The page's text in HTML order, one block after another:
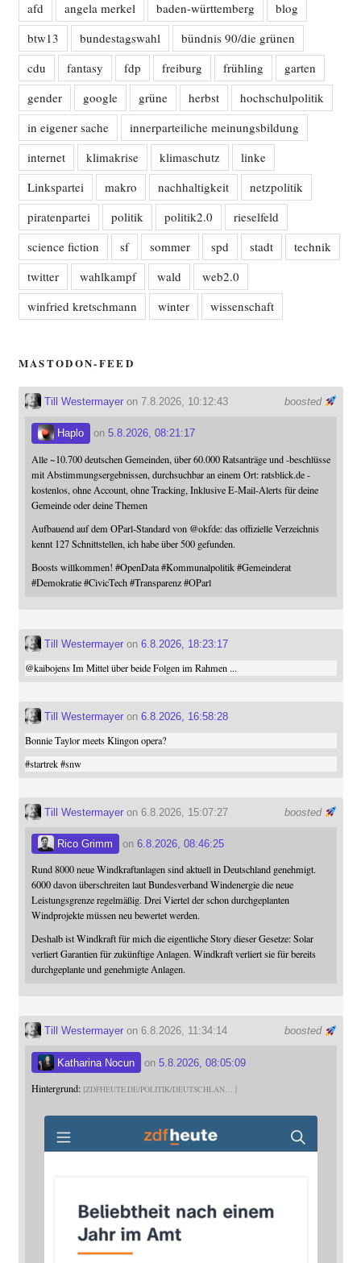
afd angela merkel baden-württemberg
blog
btw13
bundestagswahl
bündnis 90/die grünen
cdu
fantasy fdp freiburg frühling
garten
gender
google grüne herbst
hochschulpolitik
in eigener sache
innerparteiliche meinungsbildung
internet
klimakrise klimaschutz
linke
Linkspartei
makro nachhaltigkeit
netzpolitik
piratenpartei
politik politik2.0
rieselfeld
science fiction
sf sommer spd stadt
technik
twitter
wahlkampf wald
web2.0
winfried kretschmann
winter wissenschaft
MASTODON-FEED
boosted
Till Westermayeron 7.8.2026, 10:12:43
Haplo on 5.8.2026, 08:21:17
Alle ~10.700 deutschen Gemeinden, über 60.000 Ratsanträge und -beschlüsse
mit Abstimmungsergebnissen, durchsuchbar an einem Ort: ratsblick.de -
kostenlos, ohne Account, ohne Tracking, Inklusive E-Mail-Alerts für deine
Gemeinde oder deine Themen
Aufbauend auf dem OParl-Standard von @okfde: das offizielle Verzeichnis
kennt 127 Schnittstellen, ich habe über 500 gefunden.
Boosts willkommen! #OpenData #Kommunalpolitik #Gemeinderat
#Demokratie #CivicTech #Transparenz #OParl
Till Westermayeron 6.8.2026, 18:23:17
@kaibojensIm Mittel über beide Folgen im Rahmen ...
Till Westermayeron 6.8.2026, 16:58:28
Bonnie Taylor meets Klingon opera?
#startrek #snw
boosted
Till Westermayeron 6.8.2026, 15:07:27
Rico Grimm on 6.8.2026, 08:46:25
Rund 8000 neue Windkraftanlagen sind aktuell in Deutschland genehmigt.
6000 davon überschreiten laut Bundesverband Windenergie die neue
Leistungsgrenze regelmäßig. Drei Viertel der schon durchgeplanten
Windprojekte müssen neu bewertet werden.
Deshalb ist Windkraft für mich die eigentliche Story dieser Gesetze: Solar
verliert Garantien für zukünftige Anlagen. Windkraft verliert sie für bereits
durchgeplante und genehmigte Anlagen.
boosted
Till Westermayeron 6.8.2026, 11:34:14
Katharina Nocun on 5.8.2026, 08:05:09
Hintergrund: ZDFHEUTE.DE/POLITIK/DEUTSCHLAN